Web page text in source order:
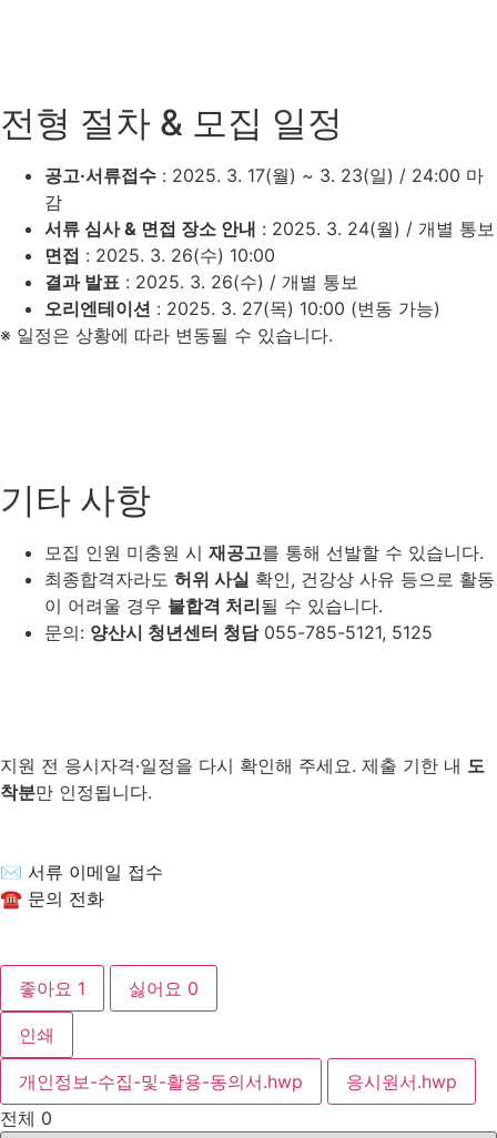
전형 절차 & 모집 일정
공고·서류접수 : 2025. 3. 17(월) ~ 3. 23(일) / 24:00 마
감
서류 심사 & 면접 장소 안내 : 2025. 3. 24(월) / 개별 통보
면접 : 2025. 3. 26(수) 10:00
결과 발표 : 2025. 3. 26(수) / 개별 통보
오리엔테이션 : 2025. 3. 27(목) 10:00 (변동 가능)
※ 일정은 상황에 따라 변동될 수 있습니다.
기타 사항
모집 인원 미충원 시 재공고를 통해 선발할 수 있습니다.
최종합격자라도 허위 사실 확인, 건강상 사유 등으로 활동
이 어려울 경우 불합격 처리될 수 있습니다.
문의: 양산시 청년센터 청담055-785-5121, 5125
지원 전 응시자격·일정을 다시 확인해 주세요. 제출 기한 내 도
착분만 인정됩니다.
✉ 서류 이메일 접수
☎ 문의 전화
좋아요 1 싫어요 0
인쇄
개인정보-수집-및-활용-동의서.hwp
응시원서.hwp
전체 0